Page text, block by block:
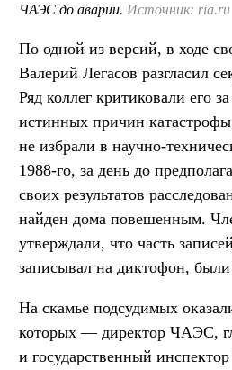
ЧАЭС до аварии. Источник: ria.ru
По одной из версий, в ходе
Валерий Легасов разгласил
Ряд коллег критиковали его
истинных причин
не избрали в научно-
1988-го, за день до
своих результатов
найден дома повешенным.
утверждали, что часть
записывал на диктофон, были
На скамье подсудимых
которых — директор ЧАЭС,
и государственный инспектор